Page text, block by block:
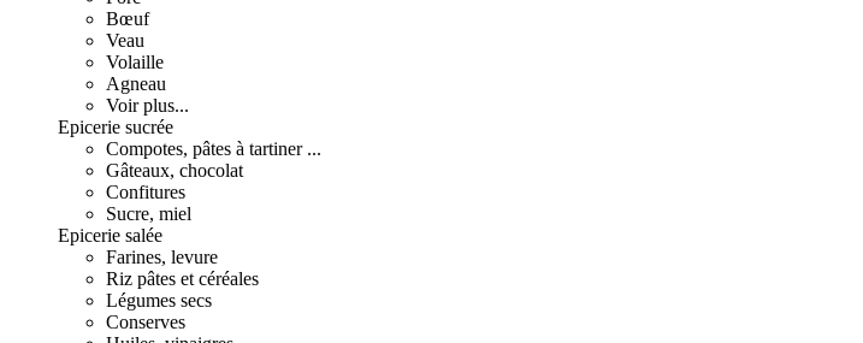
Bœuf
Veau
Volaille
Agneau
Voir plus...
Epicerie sucrée
Compotes, pâtes à tartiner ...
Gâteaux, chocolat
Confitures
Sucre, miel
Epicerie salée
Farines, levure
Riz pâtes et céréales
Légumes secs
Conserves